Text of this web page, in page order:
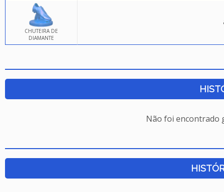
CHUTEIRA DE
DIAMANTE
Não foi encontrado